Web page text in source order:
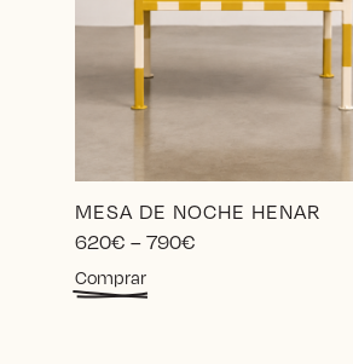
MESA DE NOCHE HENAR
620€ –790€
ComprarEste
producto